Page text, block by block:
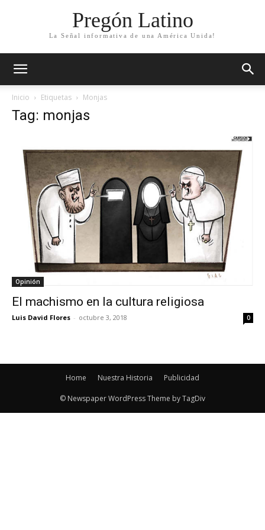
Pregón Latino
La Señal informativa de una América Unida!
Inicio Etiquetas Monjas
Tag: monjas
Opinión
El machismo en la cultura religiosa
Luis David Flores - octubre 3, 2018 0
Home Nuestra Historia Publicidad
© Newspaper WordPress Theme by TagDiv